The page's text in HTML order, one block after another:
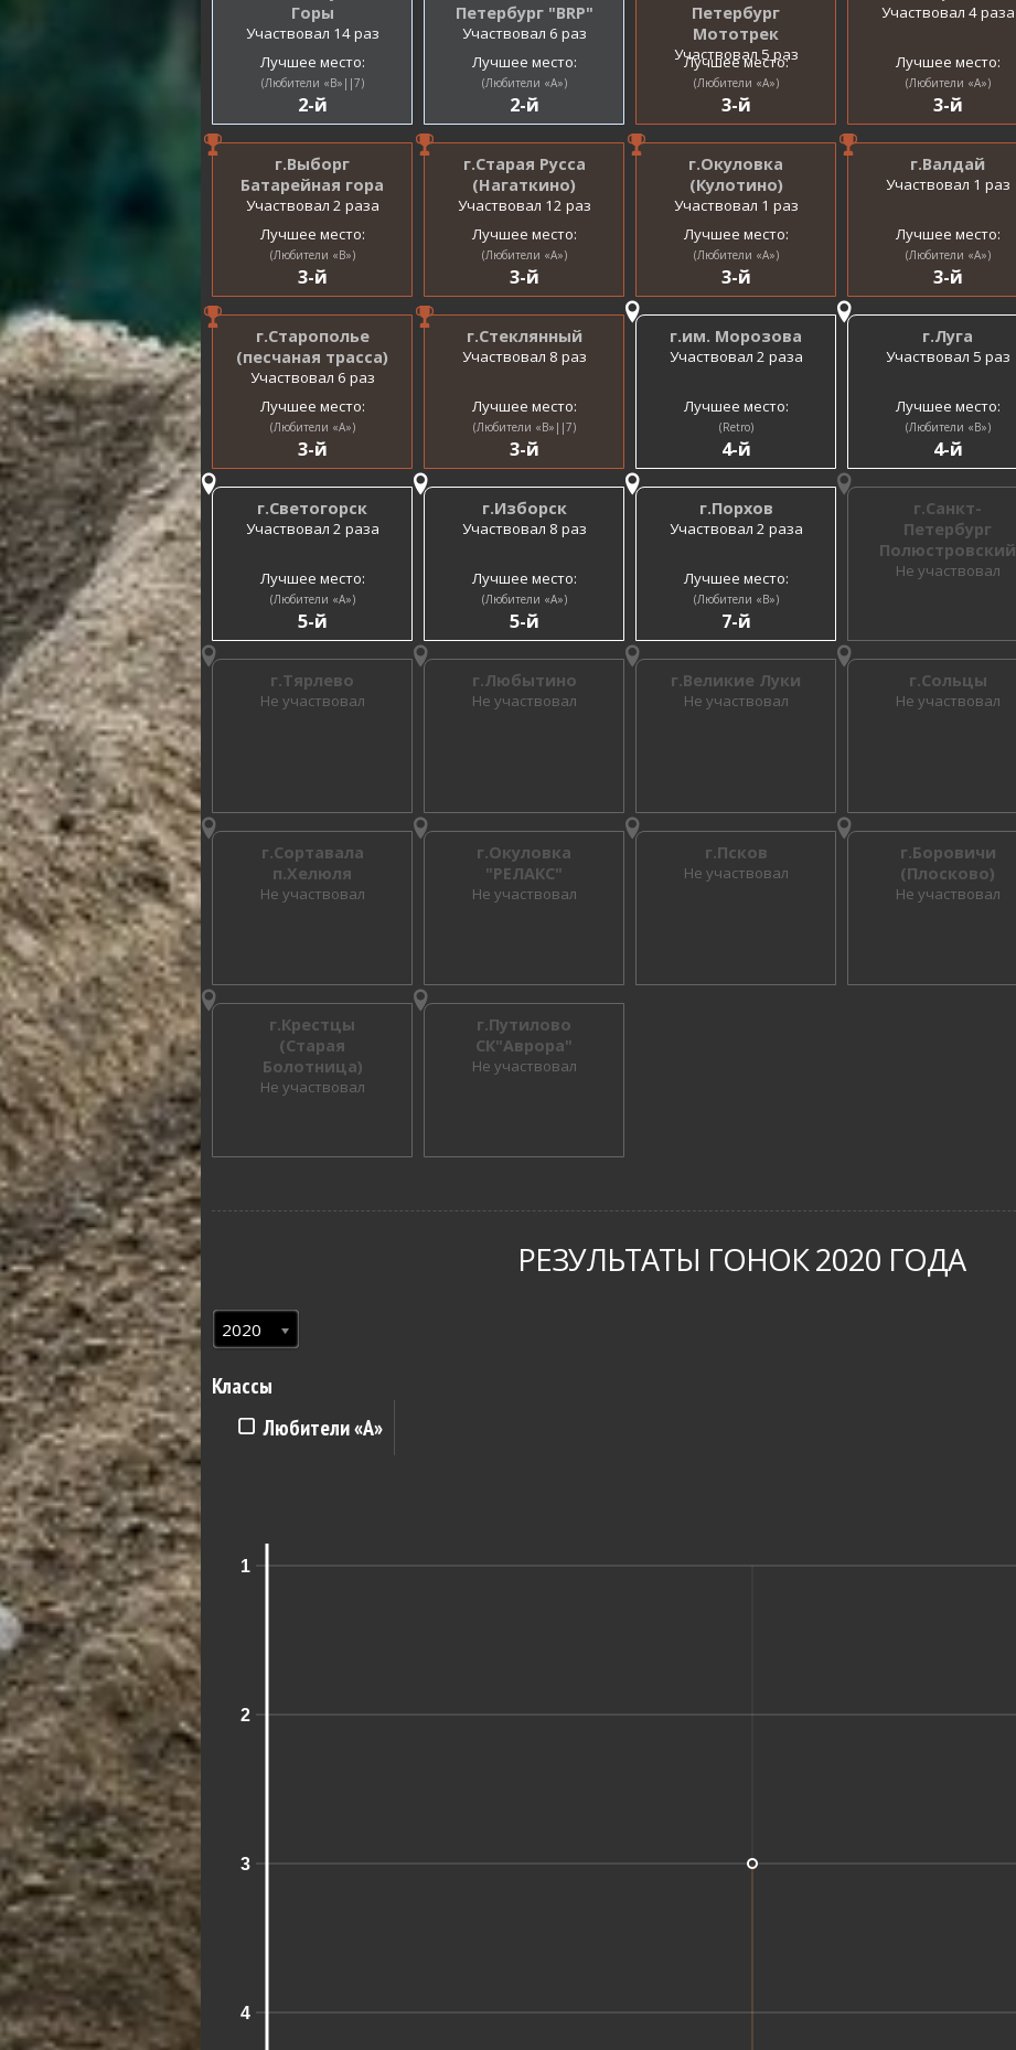
Горы
Участвовал 14 раз
Лучшее место:
(Любители «B»||7)
2-й
Петербург "BRP"
Участвовал 6 раз
Лучшее место:
(Любители «A»)
2-й
Петербург
Мототрек
Участвовал 5 раз
Лучшее место:
(Любители «A»)
3-й
Участвовал 4 раза
Лучшее место:
(Любители «A»)
3-й
г.Выборг
Батарейная гора
Участвовал 2 раза
Лучшее место:
(Любители «B»)
3-й
г.Старая Русса
(Нагаткино)
Участвовал 12 раз
Лучшее место:
(Любители «A»)
3-й
г.Окуловка
(Кулотино)
Участвовал 1 раз
Лучшее место:
(Любители «A»)
3-й
г.Валдай
Участвовал 1 раз
Лучшее место:
(Любители «A»)
3-й
г.Старополье
(песчаная трасса)
Участвовал 6 раз
Лучшее место:
(Любители «A»)
3-й
г.Стеклянный
Участвовал 8 раз
Лучшее место:
(Любители «B»||7)
3-й
г.им. Морозова
Участвовал 2 раза
Лучшее место:
(Retro)
4-й
г.Луга
Участвовал 5 раз
Лучшее место:
(Любители «B»)
4-й
г.Светогорск
Участвовал 2 раза
Лучшее место:
(Любители «A»)
5-й
г.Изборск
Участвовал 8 раз
Лучшее место:
(Любители «A»)
5-й
г.Порхов
Участвовал 2 раза
Лучшее место:
(Любители «B»)
7-й
г.Санкт-
Петербург
Полюстровский
Не участвовал
г.Тярлево
Не участвовал
г.Любытино
Не участвовал
г.Великие Луки
Не участвовал
г.Сольцы
Не участвовал
г.Сортавала
п.Хелюля
Не участвовал
г.Окуловка
"РЕЛАКС"
Не участвовал
г.Псков
Не участвовал
г.Боровичи
(Плосково)
Не участвовал
г.Крестцы
(Старая
Болотница)
Не участвовал
г.Путилово
СК"Аврора"
Не участвовал
РЕЗУЛЬТАТЫ ГОНОК 2020 ГОДА
2020
Классы
Любители «A»
1
2
3
4